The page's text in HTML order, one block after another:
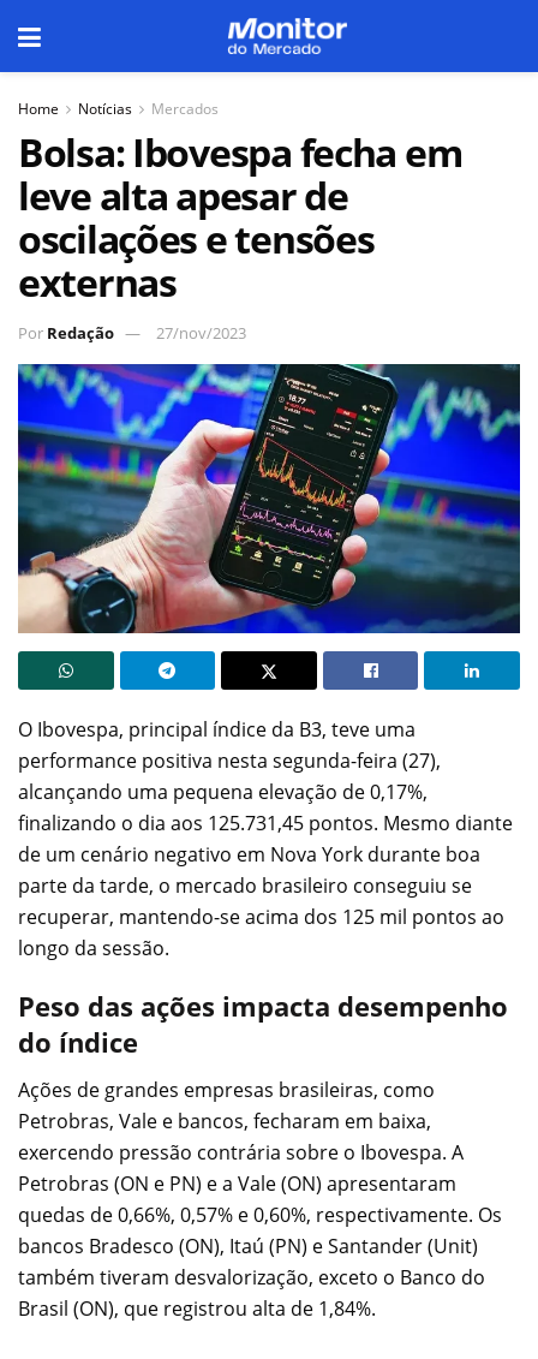
Home Notícias Mercados
Bolsa: Ibovespa fecha em
leve alta apesar de
oscilações e tensões
externas
Por Redação 27/nov/2023
O Ibovespa, principal índice da B3, teve uma
performance positiva nesta segunda-feira (27),
alcançando uma pequena elevação de 0,17%,
finalizando o dia aos 125.731,45 pontos. Mesmo diante
de um cenário negativo em Nova York durante boa
parte da tarde, o mercado brasileiro conseguiu se
recuperar, mantendo-se acima dos 125 mil pontos ao
longo da sessão.
Peso das ações impacta desempenho
do índice
Ações de grandes empresas brasileiras, como
Petrobras, Vale e bancos, fecharam em baixa,
exercendo pressão contrária sobre o Ibovespa. A
Petrobras (ON e PN) e a Vale (ON) apresentaram
quedas de 0,66%, 0,57% e 0,60%, respectivamente. Os
bancos Bradesco (ON), Itaú (PN) e Santander (Unit)
também tiveram desvalorização, exceto o Banco do
Brasil (ON), que registrou alta de 1,84%.